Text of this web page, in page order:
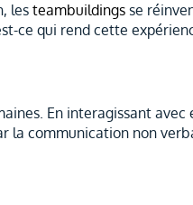
les teambuildings se
ce qui rend cette
En interagissant
la communication non